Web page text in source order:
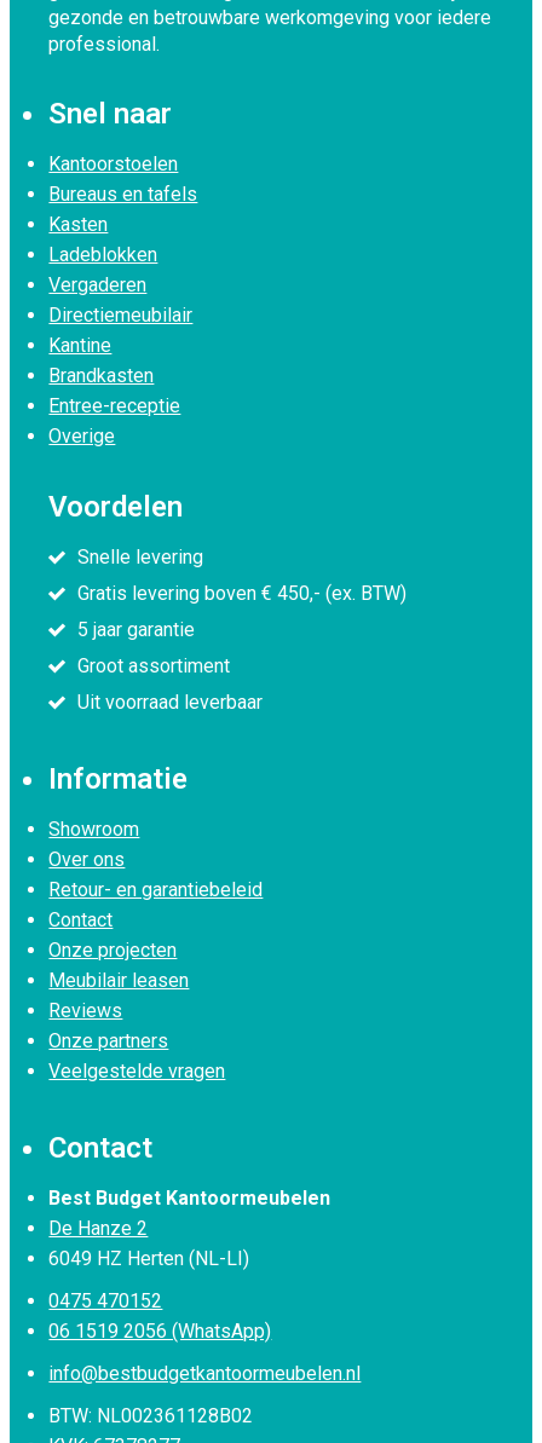
gezonde en betrouwbare werkomgeving voor iedere
professional.
Snel naar
Kantoorstoelen
Bureaus en tafels
Kasten
Ladeblokken
Vergaderen
Directiemeubilair
Kantine
Brandkasten
Entree-receptie
Overige
Voordelen
Snelle levering
Gratis levering boven € 450,- (ex. BTW)
5 jaar garantie
Groot assortiment
Uit voorraad leverbaar
Informatie
Showroom
Over ons
Retour- en garantiebeleid
Contact
Onze projecten
Meubilair leasen
Reviews
Onze partners
Veelgestelde vragen
Contact
Best Budget Kantoormeubelen
De Hanze 2
6049 HZ Herten (NL-LI)
0475 470152
06 1519 2056 (WhatsApp)
info@bestbudgetkantoormeubelen.nl
BTW: NL002361128B02